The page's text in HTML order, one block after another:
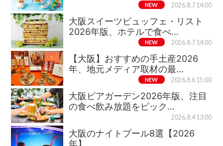
NEW 2026.8.7 14:00
大阪スイーツビュッフェ・リスト
2026年版、ホテルで食べ…
NEW 2026.8.7 14:00
【大阪】おすすめの手土産2026
年、地元メディア取材の最…
NEW 2026.8.6 15:00
大阪ビアガーデン2026年版、注目
の食べ飲み放題をピック…
2026.8.4 13:00
大阪のナイトプール8選【2026
年】